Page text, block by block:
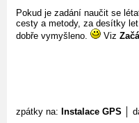
Pokud je zadání naučit se
cesty a metody, za desítky
dobře vymyšleno.
Viz
zpátky na: Instalace GPS │